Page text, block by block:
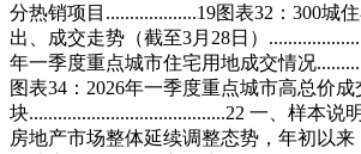
分热销项目...................19图表32：300城
出、成交走势（截至3月28日）
年一季度重点城市住宅用地成交情况
图表34：2026年一季度重点城市高总价成
块.........................................22 一、样本说
房地产市场整体延续调整态势，年初以